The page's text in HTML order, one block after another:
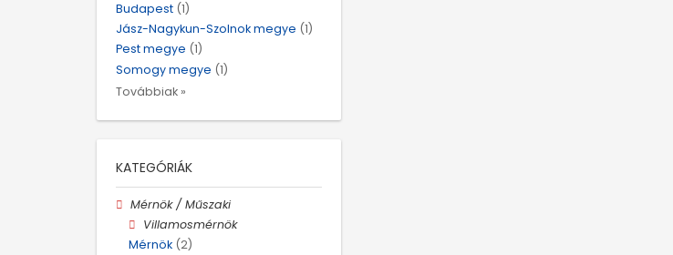
Budapest (1)
Jász-Nagykun-Szolnok megye (1)
Pest megye (1)
Somogy megye (1)
Továbbiak »
KATEGÓRIÁK
Mérnök / Műszaki
Villamosmérnök
Mérnök (2)